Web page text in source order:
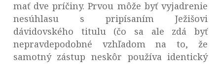
mať dve príčiny. Prvou môže byť vyjadrenie
nesúhlasu s pripísaním Ježišovi
dávidovského titulu (čo sa ale zdá byť
nepravdepodobné vzhľadom na to, že
samotný zástup neskôr používa identický